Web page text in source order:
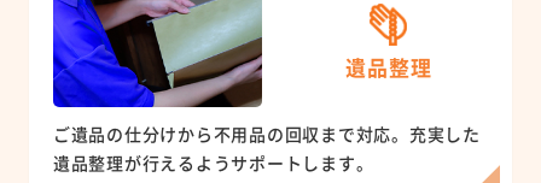
遺品整理
ご遺品の仕分けから不用品の回収まで対応。充実した
遺品整理が行えるようサポートします。